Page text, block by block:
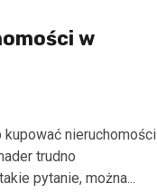
w
nieruchomości
trudno
pytanie, można...